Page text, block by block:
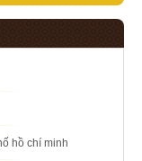
hồ chí minh